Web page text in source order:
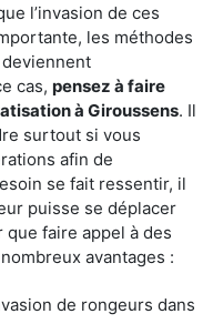
l’invasion de ces
les méthodes
cas, pensez à faire
à Giroussens. Il
surtout si vous
afin de
se fait ressentir, il
puisse se déplacer
que faire appel à des
avantages :
de rongeurs dans